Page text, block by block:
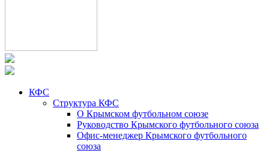
КФС
Структура КФС
О Крымском футбольном союзе
Руководство Крымского футбольного союза
Офис-менеджер Крымского футбольного
союза